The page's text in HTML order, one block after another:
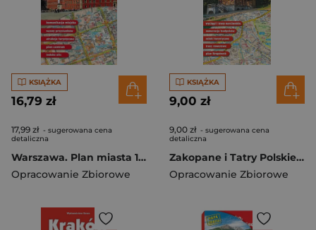
KSIĄŻKA
16,79 zł
17,99 zł - sugerowana cena
detaliczna
Warszawa. Plan miasta 1:28 000
Opracowanie Zbiorowe
KSIĄŻKA
9,00 zł
9,00 zł - sugerowana cena
detaliczna
Zakopane i Tatry Polskie. Mapa wyd. 14
Opracowanie Zbiorowe